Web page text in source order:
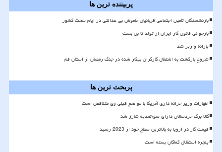
پربیننده ترین ها
بازنشستگان تأمین اجتماعی قربانیان خاموش بی عدالتی در ایام سخت کشور
بازخوانی قانون کار ایران از تولد تا بن بست
یارانه واریز شد
شروع بازگشت به اشتغال کارگران بیکار شده در جنگ رمضان از استان قم
پربحث ترین ها
اظهارات وزیر خزانه داری آمریکا با مواضع قبلی وی متناقض است
کالا برگ خردسالان دارای سوءتغذیه شارژ شد
قیمت گاز در اروپا به بالاترین سطح خود از 2023 رسید
پنجره استقلال کماکان بسته است